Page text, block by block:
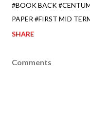
#BOOK BACK
PAPER #FIRST MID
SHARE
Comments